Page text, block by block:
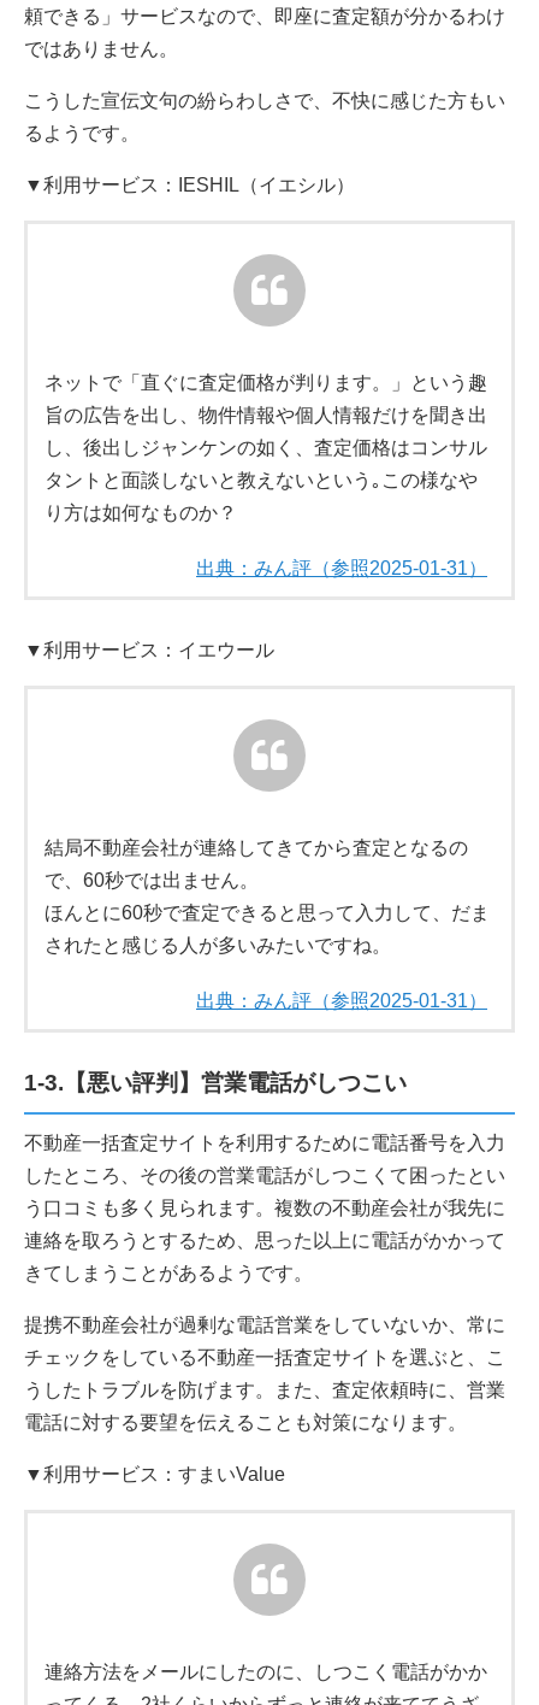
頼できる」サービスなので、即座に査定額が分かるわけ
ではありません。
こうした宣伝文句の紛らわしさで、不快に感じた方もい
るようです。
▼利用サービス：IESHIL（イエシル）
ネットで「直ぐに査定価格が判ります。」という趣
旨の広告を出し、物件情報や個人情報だけを聞き出
し、後出しジャンケンの如く、査定価格はコンサル
タントと面談しないと教えないという｡この様なや
り方は如何なものか？
出典：みん評（参照2025-01-31）
▼利用サービス：イエウール
結局不動産会社が連絡してきてから査定となるの
で、60秒では出ません。
ほんとに60秒で査定できると思って入力して、だま
されたと感じる人が多いみたいですね。
出典：みん評（参照2025-01-31）
1-3.【悪い評判】営業電話がしつこい
不動産一括査定サイトを利用するために電話番号を入力
したところ、その後の営業電話がしつこくて困ったとい
う口コミも多く見られます。複数の不動産会社が我先に
連絡を取ろうとするため、思った以上に電話がかかって
きてしまうことがあるようです。
提携不動産会社が過剰な電話営業をしていないか、常に
チェックをしている不動産一括査定サイトを選ぶと、こ
うしたトラブルを防げます。また、査定依頼時に、営業
電話に対する要望を伝えることも対策になります。
▼利用サービス：すまいValue
連絡方法をメールにしたのに、しつこく電話がかか